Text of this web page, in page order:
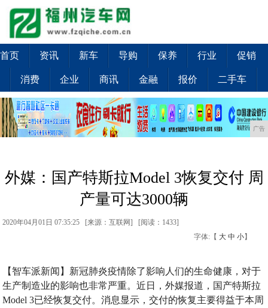
首页 资讯 新车 导购 保养 行业 促销
消费 企业 商讯 金融 报价 二手车
广告
外媒：国产特斯拉Model 3恢复交付 周
产量可达3000辆
2020年04月01日 07:35:25 [来源：互联网] [阅读：1433]
字体:【 大 中 小】
【智车派新闻】新冠肺炎疫情除了影响人们的生命健康，对于
生产制造业的影响也非常严重。近日，外媒报道，国产特斯拉
Model 3已经恢复交付。消息显示，交付的恢复主要得益于本周